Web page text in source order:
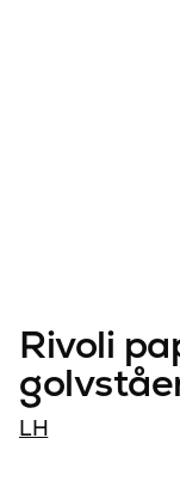
Rivoli
LH